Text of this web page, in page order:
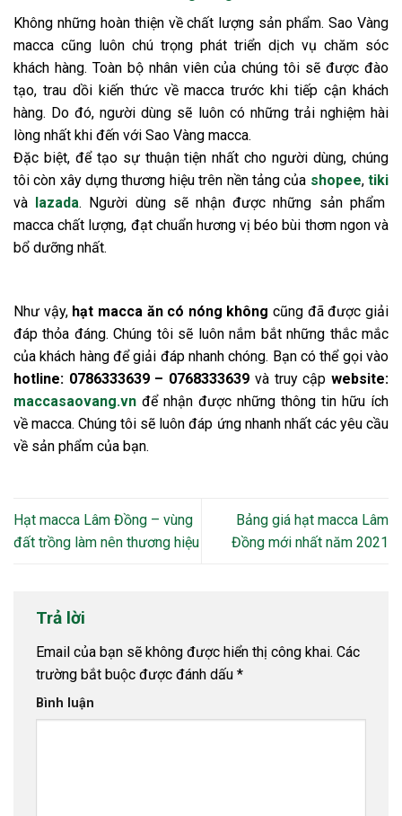
Không những hoàn thiện về chất lượng sản phẩm. Sao Vàng
macca cũng luôn chú trọng phát triển dịch vụ chăm sóc
khách hàng. Toàn bộ nhân viên của chúng tôi sẽ được đào
tạo, trau dồi kiến thức về macca trước khi tiếp cận khách
hàng. Do đó, người dùng sẽ luôn có những trải nghiệm hài
lòng nhất khi đến với Sao Vàng macca.
Đặc biệt, để tạo sự thuận tiện nhất cho người dùng, chúng
tôi còn xây dựng thương hiệu trên nền tảng của shopee,tiki
và
lazada. Người dùng sẽ nhận được những sản phẩm
macca chất lượng, đạt chuẩn hương vị béo bùi thơm ngon và
bổ dưỡng nhất.
Như vậy, hạt macca ăn có nóng khôngcũng đã được giải
đáp thỏa đáng. Chúng tôi sẽ luôn nắm bắt những thắc mắc
của khách hàng để giải đáp nhanh chóng. Bạn có thể gọi vào
hotline: 0786333639 – 0768333639 và truy cậpwebsite:
maccasaovang.vn để nhận được những thông tin hữu ích
về macca. Chúng tôi sẽ luôn đáp ứng nhanh nhất các yêu cầu
về sản phẩm của bạn.
Hạt macca Lâm Đồng – vùng
đất trồng làm nên thương hiệu
Bảng giá hạt macca Lâm
Đồng mới nhất năm 2021
Trả lời
Email của bạn sẽ không được hiển thị công khai. Các
trường bắt buộc được đánh dấu *
Bình luận